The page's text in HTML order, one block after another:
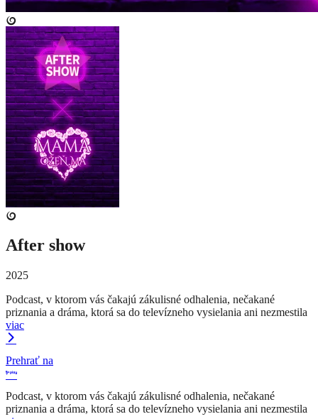
After show
2025
Podcast, v ktorom vás čakajú zákulisné odhalenia, nečakané
priznania a dráma, ktorá sa do televízneho vysielania ani nezmestila
viac
Prehrať na
Podcast, v ktorom vás čakajú zákulisné odhalenia, nečakané
priznania a dráma, ktorá sa do televízneho vysielania ani nezmestila